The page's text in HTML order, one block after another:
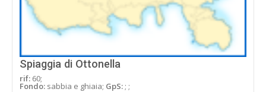
Spiaggia di Ottonella
rif: 60;
Fondo: sabbia e ghiaia; GpS: ; ;